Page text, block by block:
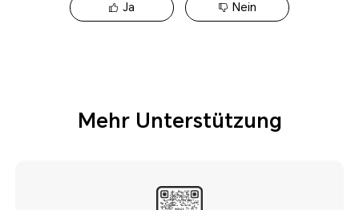
Ja Nein
Mehr Unterstützung